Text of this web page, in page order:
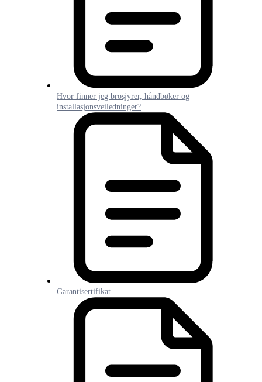
Hvor finner jeg brosjyrer, håndbøker og
installasjonsveiledninger?
Garantisertifikat